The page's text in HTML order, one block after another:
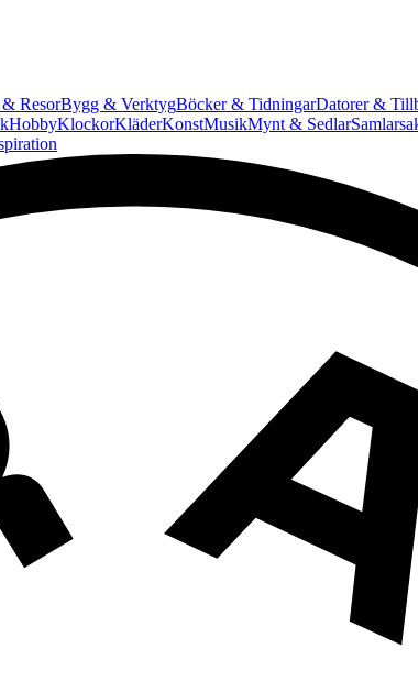
ResorBygg & VerktygBöcker & TidningarDatorer &
HobbyKlockorKläderKonstMusikMynt & Sedlar